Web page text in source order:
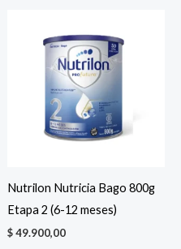
Nutrilon Nutricia Bago 800g
Etapa 2 (6-12 meses)
$49.900,00